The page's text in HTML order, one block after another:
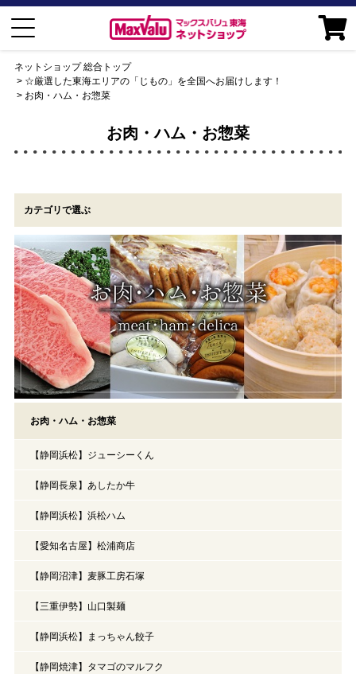
ネットショップ 総合トップ
☆厳選した東海エリアの「じもの」を全国へお届けします！
お肉・ハム・お惣菜
お肉・ハム・お惣菜
カテゴリで選ぶ
お肉・ハム・お惣菜
【静岡浜松】ジューシーくん
【静岡長泉】あしたか牛
【静岡浜松】浜松ハム
【愛知名古屋】松浦商店
【静岡沼津】麦豚工房石塚
【三重伊勢】山口製麺
【静岡浜松】まっちゃん餃子
【静岡焼津】タマゴのマルフク